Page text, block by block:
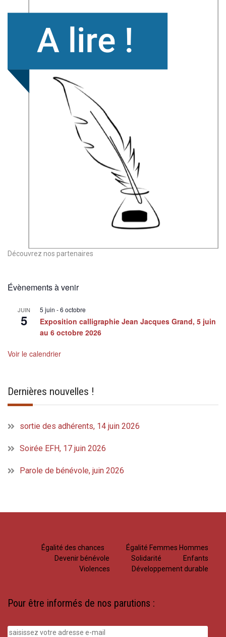
Découvrez nos partenaires
Évènements à venir
JUIN
5
5 juin -6 octobre
Exposition calligraphie Jean Jacques Grand, 5 juin
au 6 octobre 2026
Voir le calendrier
Dernières nouvelles !
sortie des adhérents, 14 juin 2026
Soirée EFH, 17 juin 2026
Parole de bénévole, juin 2026
Égalité des chances
Égalité Femmes Hommes
Devenir bénévole
Solidarité
Enfants
Violences
Développement durable
Pour être informés de nos parutions :
saisissez